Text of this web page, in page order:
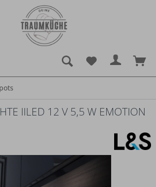
IILED 12 V 5,5 W EMOTION